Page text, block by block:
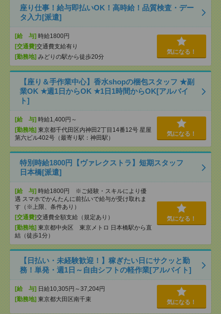
座り仕事！給与即払いOK！高時給！品質検査・デー
タ入力[派遣]
[給 与] 時給1800円
[交通費]交通費支給有り
[勤務地] みどりの駅から徒歩20分
気になる！
【座り＆手作業中心】香水shopの梱包スタッフ ★副
業OK ★週1日からOK ★1日1時間からOK[アルバイ
ト]
[給 与] 時給1,400円～
[勤務地] 東京都千代田区内神田2丁目14番12号 星屋
第六ビル402号（最寄り駅：神田駅）
気になる！
特別時給1800円【ヴァレクストラ】短期スタッフ
日本橋[派遣]
[給 与] 時給1800円 ※ご経験・スキルにより優
遇 スマホでかんたんに前払いで給与が受け取れま
す（※上限、条件あり）
[交通費]交通費全額支給（規定あり）
[勤務地] 東京都中央区 東京メトロ 日本橋駅から直
結（徒歩1分）
気になる！
【日払い・未経験歓迎！】稼ぎたい日にサクッと勤
務！単発・週1日～自由シフトの軽作業[アルバイト]
[給 与] 日給10,305円～37,204円
[勤務地] 東京都大田区南千束 気になる！